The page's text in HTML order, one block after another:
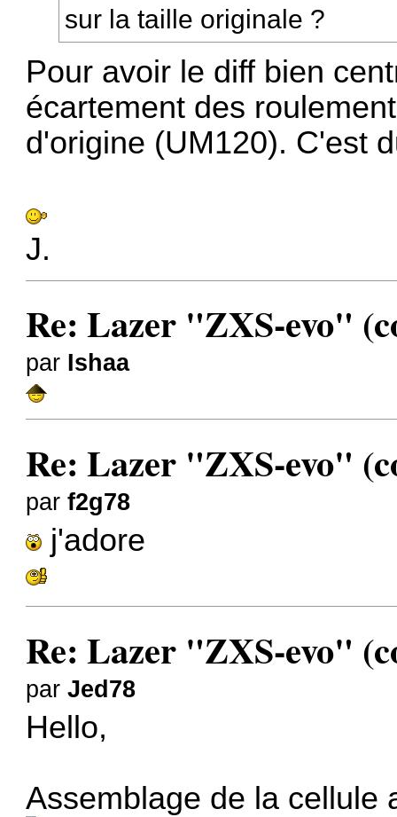
sur la taille originale ?
Pour avoir le diff bien
écartement des
d'origine (UM120). C'est
J.
Re: Lazer "ZXS-evo"
par Ishaa
Re: Lazer "ZXS-evo"
parf2g78
j'adore
Re: Lazer "ZXS-evo"
parJed78
Hello,
Assemblage de la cellule